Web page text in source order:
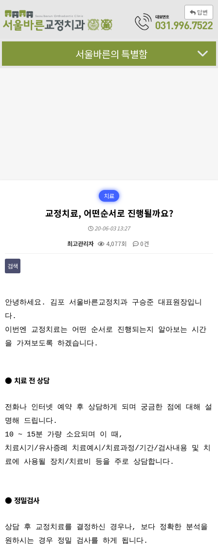
서울바른의 특별함
답변
치료
교정치료, 어떤순서로 진행될까요?
20-06-03 13:27
최고관리자 4,077회 0건
검색
안녕하세요. 김포 서울바른교정치과 구승준 대표원장입니
다.
이번엔 교정치료는 어떤 순서로 진행되는지 알아보는 시간
을 가져보도록 하겠습니다.
● 치료 전 상담
전화나 인터넷 예약 후 상담하게 되며 궁금한 점에 대해 설
명해 드립니다.
10 ~ 15분 가량 소요되며 이 때,
치료시기/유사증례 치료예시/치료과정/기간/검사내용 및 치
료에 사용될 장치/치료비 등을 주로 상담합니다.
● 정밀검사
상담 후 교정치료를 결정하신 경우나, 보다 정확한 분석을
원하시는 경우 정밀 검사를 하게 됩니다.